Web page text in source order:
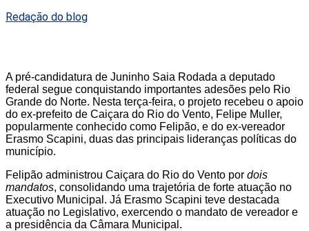
Redação do blog
A pré-candidatura de Juninho Saia Rodada a deputado
federal segue conquistando importantes adesões pelo Rio
Grande do Norte. Nesta terça-feira, o projeto recebeu o apoio
do ex-prefeito de Caiçara do Rio do Vento, Felipe Muller,
popularmente conhecido como Felipão, e do ex-vereador
Erasmo Scapini, duas das principais lideranças políticas do
município.
Felipão administrou Caiçara do Rio do Vento por dois
mandatos, consolidando uma trajetória de forte atuação no
Executivo Municipal. Já Erasmo Scapini teve destacada
atuação no Legislativo, exercendo o mandato de vereador e
a presidência da Câmara Municipal.